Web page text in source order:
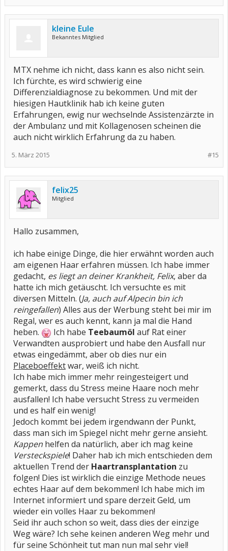
kleine Eule
Bekanntes Mitglied
MTX nehme ich nicht, dass kann es also nicht sein.
Ich fürchte, es wird schwierig eine
Differenzialdiagnose zu bekommen. Und mit der
hiesigen Hautklinik hab ich keine guten
Erfahrungen, ewig nur wechselnde Assistenzärzte in
der Ambulanz und mit Kollagenosen scheinen die
auch nicht wirklich Erfahrung da zu haben.
#15
5. März 2015
felix25
Mitglied
Hallo zusammen,
ich habe einige Dinge, die hier erwähnt worden auch
am eigenen Haar erfahren müssen. Ich habe immer
gedacht, es liegt an deiner Krankheit, Felix, aber da
hatte ich mich getäuscht. Ich versuchte es mit
diversen Mitteln. (Ja, auch auf Alpecin bin ich
reingefallen) Alles aus der Werbung steht bei mir im
Regal, wer es auch kennt, kann ja mal die Hand
heben.
Ich habe Teebaumöl auf Rat einer
Verwandten ausprobiert und habe den Ausfall nur
etwas eingedämmt, aber ob dies nur ein
Placeboeffektwar, weiß ich nicht.
Ich habe mich immer mehr reingesteigert und
gemerkt, dass du Stress meine Haare noch mehr
ausfallen! Ich habe versucht Stress zu vermeiden
und es half ein wenig!
Jedoch kommt bei jedem irgendwann der Punkt,
dass man sich im Spiegel nicht mehr gerne ansieht.
Kappen helfen da natürlich, aber ich mag keine
Versteckspiele! Daher hab ich mich entschieden dem
aktuellen Trend der Haartransplantation zu
folgen! Dies ist wirklich die einzige Methode neues
echtes Haar auf dem bekommen! Ich habe mich im
Internet informiert und spare derzeit Geld, um
wieder ein volles Haar zu bekommen!
Seid ihr auch schon so weit, dass dies der einzige
Weg wäre? Ich sehe keinen anderen Weg mehr und
für seine Schönheit tut man nun mal sehr viel!